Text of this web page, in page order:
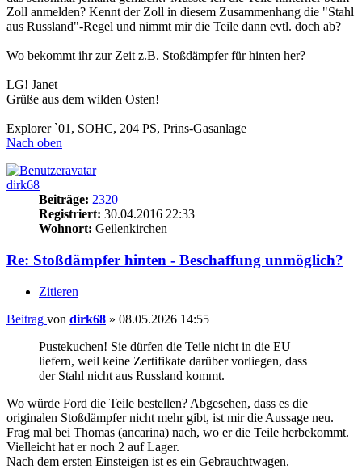
Zoll anmelden? Kennt der Zoll in diesem Zusammenhang die "Stahl
aus Russland"-Regel und nimmt mir die Teile dann evtl. doch ab?
Wo bekommt ihr zur Zeit z.B. Stoßdämpfer für hinten her?
LG! Janet
Grüße aus dem wilden Osten!
Explorer `01, SOHC, 204 PS, Prins-Gasanlage
Nach oben
dirk68
Beiträge: 2320
Registriert: 30.04.2016 22:33
Wohnort: Geilenkirchen
Re: Stoßdämpfer hinten - Beschaffung unmöglich?
Zitieren
Beitrag von dirk68 » 08.05.2026 14:55
Pustekuchen! Sie dürfen die Teile nicht in die EU
liefern, weil keine Zertifikate darüber vorliegen, dass
der Stahl nicht aus Russland kommt.
Wo würde Ford die Teile bestellen? Abgesehen, dass es die
originalen Stoßdämpfer nicht mehr gibt, ist mir die Aussage neu.
Frag mal bei Thomas (ancarina) nach, wo er die Teile herbekommt.
Vielleicht hat er noch 2 auf Lager.
Nach dem ersten Einsteigen ist es ein Gebrauchtwagen.